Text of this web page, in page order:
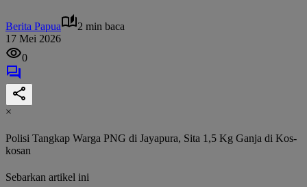
Berita Papua
2 min baca
17 Mei 2026
0
×
Polisi Tangkap Warga PNG di Jayapura, Sita 1,5 Kg Ganja di Kos-
kosan
Sebarkan artikel ini